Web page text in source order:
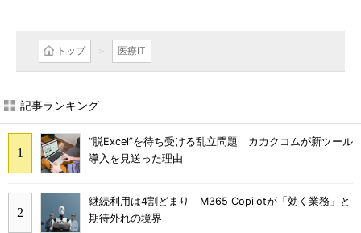
トップ 医療IT
記事ランキング
“脱Excel”を待ち受ける乱立問題 カカクコムが新ツール
導入を見送った理由
継続利用は4割どまり M365 Copilotが「効く業務」と
期待外れの境界